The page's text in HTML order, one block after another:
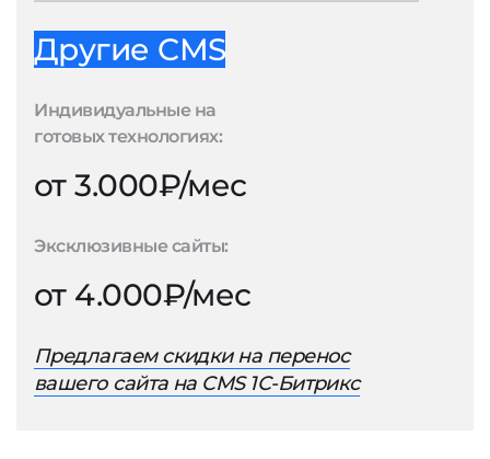
Другие CMS
Индивидуальные на
готовых технологиях:
от 3.000₽/мес
Эксклюзивные сайты:
от 4.000₽/мес
Предлагаем скидки на перенос
вашего сайта на CMS 1С-Битрикс